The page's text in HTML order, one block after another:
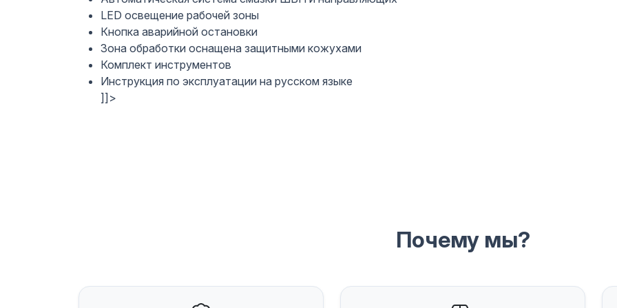
LED освещение рабочей зоны
Кнопка аварийной остановки
Зона обработки оснащена защитными кожухами
Комплект инструментов
Инструкция по эксплуатации на русском языке
]]>
Почему мы?